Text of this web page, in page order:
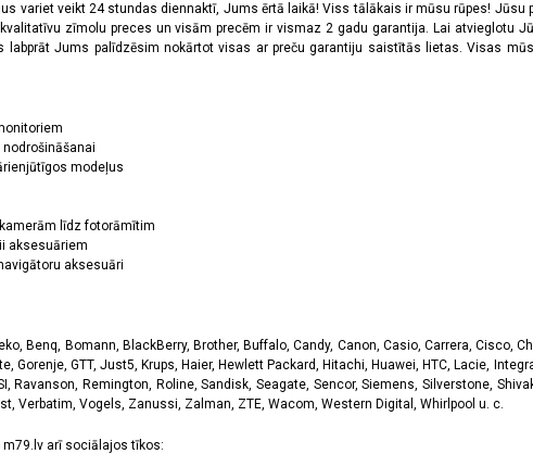
variet veikt 24 stundas diennaktī, Jums ērtā laikā! Viss tālākais ir mūsu rūpes! Jūsu
zīmolu preces un visām precēm ir vismaz 2 gadu garantija. Lai atvieglotu
Jums palīdzēsim nokārtot visas ar preču garantiju saistītās lietas. Visas
modeļus
līdz fotorāmītim
aksesuāriem
aksesuāri
Benq, Bomann, BlackBerry, Brother, Buffalo, Candy, Canon, Casio, Carrera, Cisco,
GTT, Just5, Krups, Haier, Hewlett Packard, Hitachi, Huawei, HTC, Lacie,
Remington, Roline, Sandisk, Seagate, Sencor, Siemens, Silverstone,
Verbatim, Vogels, Zanussi, Zalman, ZTE, Wacom, Western Digital, Whirlpool u. c.
arī sociālajos tīkos: